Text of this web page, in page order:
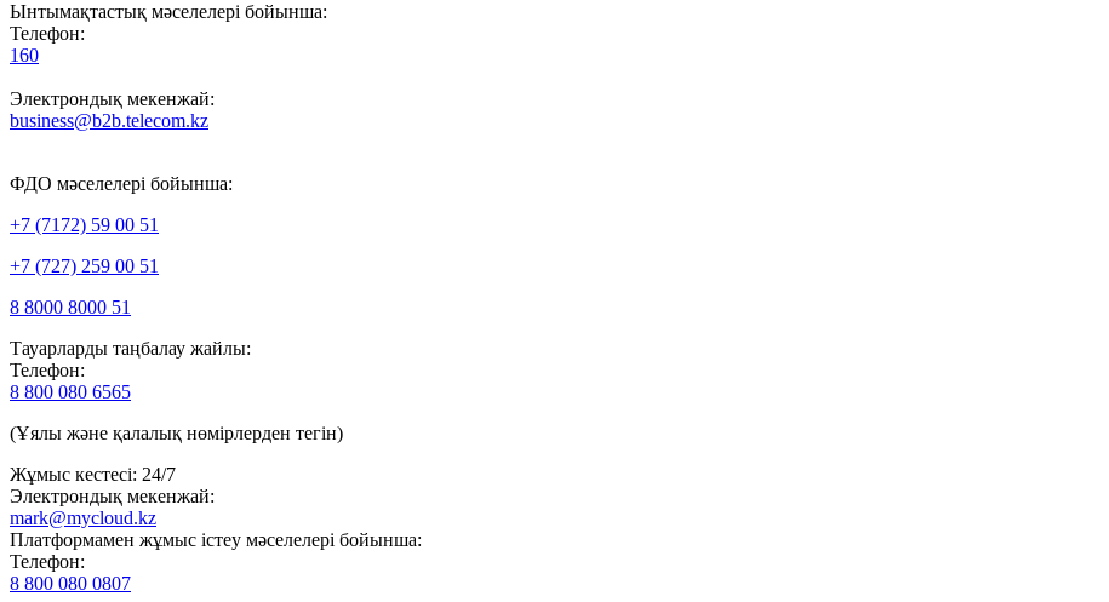
Ынтымақтастық мәселелері бойынша:
Телефон:
160
Электрондық мекенжай:
business@b2b.telecom.kz
ФДО мәселелері бойынша:
+7 (7172) 59 00 51
+7 (727) 259 00 51
8 8000 8000 51
Тауарларды таңбалау жайлы:
Телефон:
8 800 080 6565
(Ұялы және қалалық нөмірлерден тегін)
Жұмыс кестесі: 24/7
Электрондық мекенжай:
mark@mycloud.kz
Платформамен жұмыс істеу мәселелері бойынша:
Телефон:
8 800 080 0807